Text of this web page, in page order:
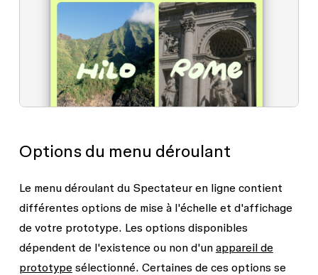
Options du menu déroulant
Le menu déroulant du Spectateur en ligne contient
différentes options de mise à l'échelle et d'affichage
de votre prototype. Les options disponibles
dépendent de l'existence ou non d'un appareil de
prototypesélectionné. Certaines de ces options se